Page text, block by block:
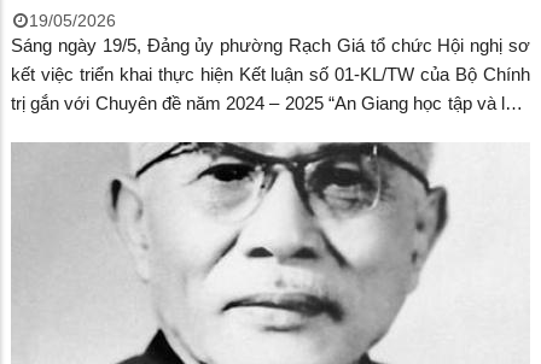
19/05/2026
Sáng ngày 19/5, Đảng ủy phường Rạch Giá tổ chức Hội nghị sơ
kết việc triển khai thực hiện Kết luận số 01-KL/TW của Bộ Chính
trị gắn với Chuyên đề năm 2024 – 2025 “An Giang học tập và làm
và “Cán bộ, đảng viên tiếp tục thực hiện tốt trách nhiệm nêu
gương; khắc phục tình trạng sợ trách nhiệm, không dám làm”;
đồng thời biểu dương, khen thưởng các tập thể tiêu biểu trong
học tập và làm theo Bác.